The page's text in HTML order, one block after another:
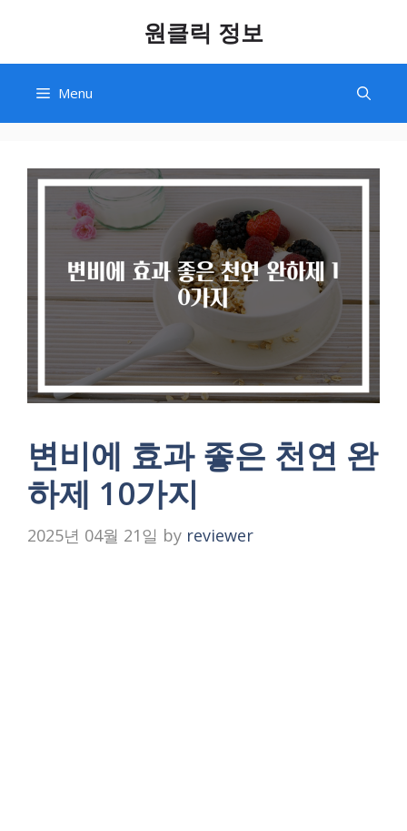
content
원클릭 정보
Menu
변비에 효과 좋은 천연 완
하제 10가지
2025년 04월 21일 by reviewer